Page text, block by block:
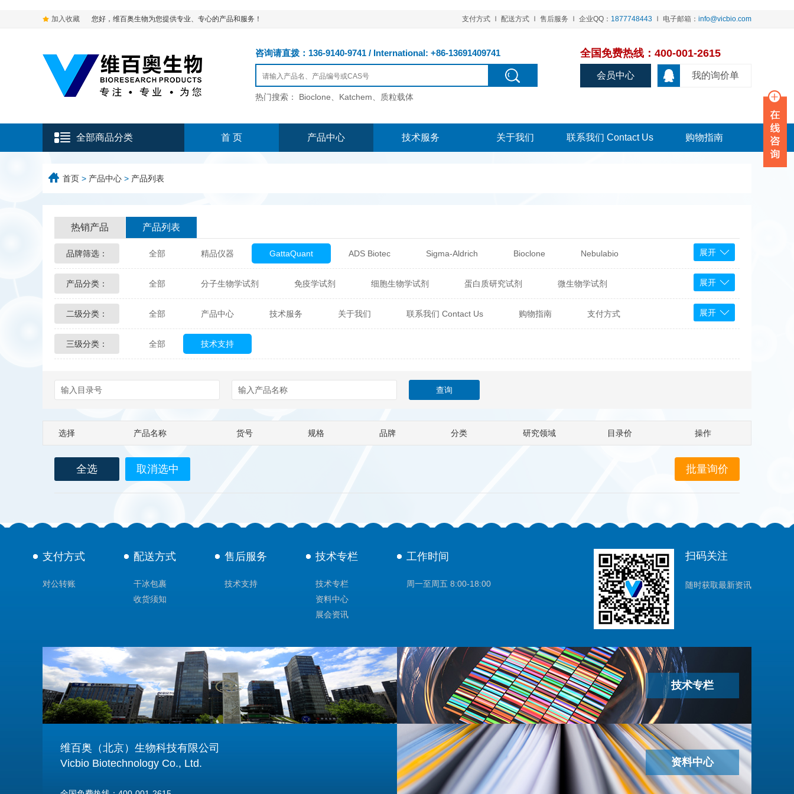
加入收藏 您好，维百奥生物为您提供专业、专心的产品和服务！ 支付方式 配送方式 售后服务 企业QQ： 1877748443 电子邮箱： info@vicbio.com
咨询请直拨：136-9140-9741 / International: +86-13691409741
热门搜索： Bioclone、Katchem、质粒载体
全国免费热线：400-001-2615
我的询价单
会员中心
全部商品分类 首 页 产品中心 技术服务 关于我们 联系我们 Contact Us 购物指南
首页 > 产品中心 > 产品列表
热销产品 产品列表
品牌筛选： 全部 精品仪器 GattaQuant ADS Biotec Sigma-Aldrich Bioclone Nebulabio
Glycon Biochem Sterlitech 热销产品 辰辉创聚生物® (Nebulabio) BPS Bioscience
Echelon Biosciences Verichem Laboratories Vicbio Biotech Click Chemistry Tools Bioassay Systems
Affinity Biologicals
Berry & Associates Hybrid Plastics Milenia Biotec Sunrise Science
LGC Maine Standards
展开
产品分类： 全部 分子生物学试剂 免疫学试剂 细胞生物学试剂 蛋白质研究试剂 微生物学试剂
化学及生物化学试剂 材料学试剂 仪器及设备 耗材及常用物品 其他产品
展开
二级分类： 全部 产品中心 技术服务 关于我们 联系我们 Contact Us 购物指南 支付方式
配送方式 售后服务
展开
三级分类： 全部 技术支持
选择 产品名称 货号 规格 品牌 分类 研究领域 目录价 操作
全选 取消选中
支付方式
对公转账
配送方式
干冰包裹
收货须知
售后服务
技术支持
技术专栏
技术专栏
资料中心
展会资讯
工作时间
周一至周五 8:00-18:00
扫码关注
随时获取最新资讯
维百奥（北京）生物科技有限公司
Vicbio Biotechnology Co., Ltd.
技术专栏
资料中心